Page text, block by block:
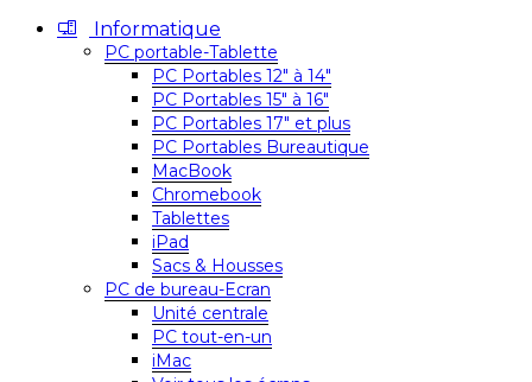
Informatique
PC portable-Tablette
PC Portables 12″ à 14″
PC Portables 15″ à 16″
PC Portables 17″ et plus
PC Portables Bureautique
MacBook
Chromebook
Tablettes
iPad
Sacs & Housses
PC de bureau-Ecran
Unité centrale
PC tout-en-un
iMac